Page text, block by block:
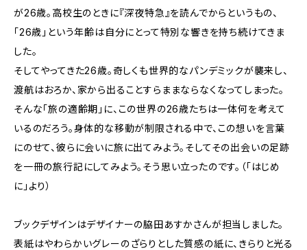
が26歳。高校生のときに『深夜特急』を読んでからというもの、
「26歳」という年齢は自分にとって特別な響きを持ち続けてきま
した。
そしてやってきた26歳。奇しくも世界的なパンデミックが襲来し、
渡航はおろか、家から出ることすらままならなくなってしまった。
そんな「旅の適齢期」に、この世界の26歳たちは一体何を考えて
いるのだろう。身体的な移動が制限される中で、この想いを言葉
にのせて、彼らに会いに旅に出てみよう。そしてその出会いの足跡
を一冊の旅行記にしてみよう。そう思い立ったのです。（「はじめ
に」より）
ブックデザインはデザイナーの脇田あすかさんが担当しました。
表紙はやわらかいグレーのざらりとした質感の紙に、きらりと光る